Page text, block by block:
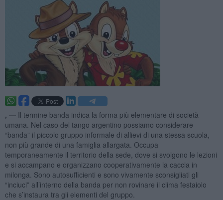
, — Il termine banda indica la forma più elementare di società
umana. Nel caso del tango argentino possiamo considerare
“banda” il piccolo gruppo informale di allievi di una stessa scuola,
non più grande di una famiglia allargata. Occupa
temporaneamente il territorio della sede, dove si svolgono le lezioni
e si accampano e organizzano cooperativamente la caccia in
milonga. Sono autosufficienti e sono vivamente sconsigliati gli
“inciuci” all’interno della banda per non rovinare il clima festaiolo
che s’instaura tra gli elementi del gruppo.